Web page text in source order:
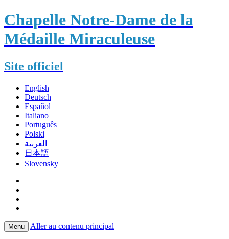
Chapelle Notre-Dame de la
Médaille Miraculeuse
Site officiel
English
Deutsch
Español
Italiano
Português
Polski
العربية
日本語
Slovensky
Menu Aller au contenu principal